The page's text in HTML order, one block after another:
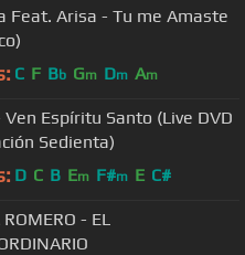
Tu me Amaste
C F Bb Gm Dm Am
Ven Espíritu Santo (Live DVD
Sedienta)
D C B Em F#m E C#
ROMERO - EL